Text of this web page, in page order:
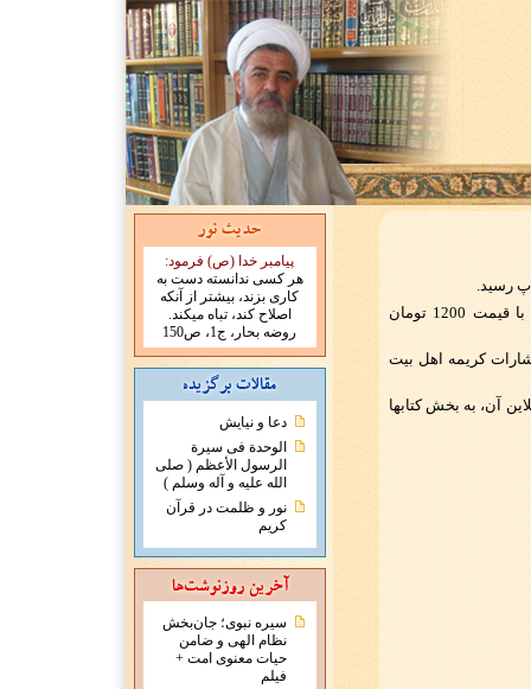
پیامبر خدا (ص) فرمود:
هر کسی ندانسته دست به
کاری بزند، بیشتر از آنکه
اصلاح کند، تباه میکند.
روضه بحار، ج1، ص150
دعا و نیایش
الوحدة فی سیرة
الرسول الأعظم ( صلی
الله علیه و آله وسلم )
نور و ظلمت در قرآن
کریم
سیره نبوی؛ جان‌بخش
نظام الهی و ضامن
حیات معنوی امت +
فیلم
چاپ پنجم كتاب «اعجاز بیان» در 5000 نسخه و با قیمت 1200 تومان
انتشارات کریمه اهل بیت
آن، به بخشکتابها